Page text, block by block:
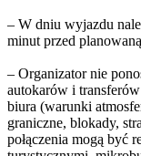
– W dniu wyjazdu
minut przed
– Organizator nie
autokarów i
biura (warunki
graniczne, blokady,
połączenia mogą być